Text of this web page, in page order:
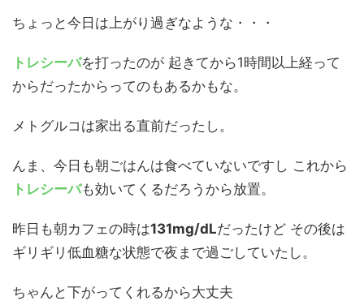
ちょっと今日は上がり過ぎなような・・・
トレシーバを打ったのが 起きてから1時間以上経って
からだったからってのもあるかもな。
メトグルコは家出る直前だったし。
んま、今日も朝ごはんは食べていないですし これから
トレシーバも効いてくるだろうから放置。
昨日も朝カフェの時は131mg/dLだったけど その後は
ギリギリ低血糖な状態で夜まで過ごしていたし。
ちゃんと下がってくれるから大丈夫